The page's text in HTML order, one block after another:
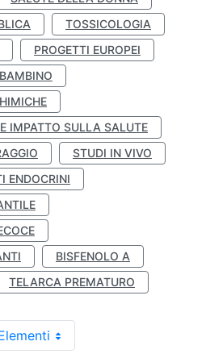
TOSSICOLOGIA
PROGETTI EUROPEI
IMPATTO SULLA SALUTE
STUDI IN VIVO
ENDOCRINI
BISFENOLO A
TELARCA PREMATURO